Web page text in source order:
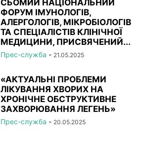
СЬОМИЙ НАЦІОНАЛЬНИЙ
ФОРУМ ІМУНОЛОГІВ,
АЛЕРГОЛОГІВ, МІКРОБІОЛОГІВ
ТА СПЕЦІАЛІСТІВ КЛІНІЧНОЇ
МЕДИЦИНИ, ПРИСВЯЧЕНИЙ...
Прес-служба - 21.05.2025
«АКТУАЛЬНІ ПРОБЛЕМИ
ЛІКУВАННЯ ХВОРИХ НА
ХРОНІЧНЕ ОБСТРУКТИВНЕ
ЗАХВОРЮВАННЯ ЛЕГЕНЬ»
Прес-служба - 20.05.2025